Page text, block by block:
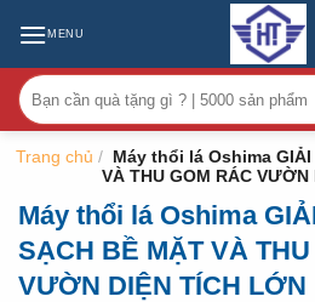
MENU
Tìm
kiếm:
Trang chủ / Máy thổi lá Oshima GIẢI
VÀ THU GOM RÁC VƯỜN
Máy thổi lá Oshima
SẠCH BỀ MẶT VÀ
VƯỜN DIỆN TÍCH LỚN